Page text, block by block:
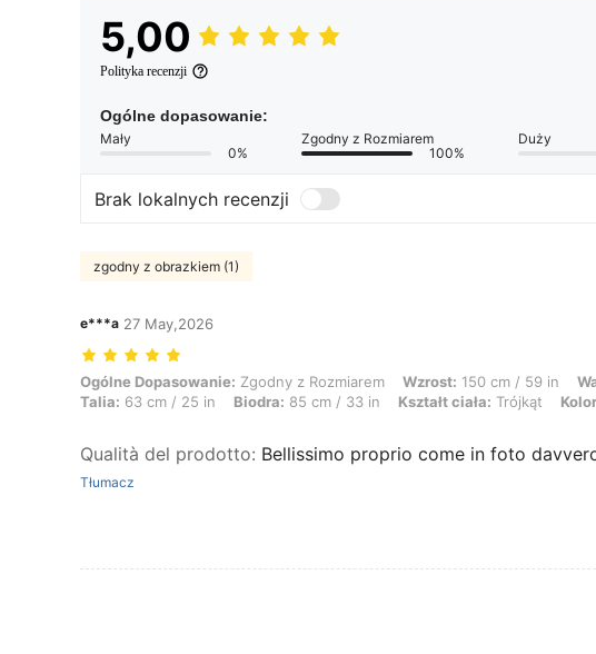
5,00
Polityka recenzji
Ogólne dopasowanie:
Mały
0%
Zgodny z Rozmiarem
100%
Duży
Brak lokalnych recenzji
zgodny z obrazkiem (1)
e***a 27 May,2026
Ogólne Dopasowanie: Zgodny z Rozmiarem, Wzrost: 150 cm / 59 in, Waga: 43 kg /
Ogólne Dopasowanie: Zgodny z Rozmiarem Wzrost: 150 cm / 59 in
Talia: 63 cm / 25 in Biodra: 85 cm / 33 in Kształt ciała: Trójkąt
Qualità del prodotto: Bellissimo proprio come in foto
Tłumacz